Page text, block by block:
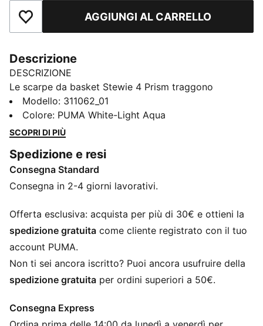
Aggiungi ai PreferitiAGGIUNGI AL CARRELLO
Descrizione
DESCRIZIONE
Le scarpe da basket Stewie 4 Prism traggono
ispirazione dalle infinite possibilità della luce che si
rifrange attraverso un prisma, creando un affascinante
spettro di colori. Questo concetto prende vita con
Formstrip e la maglia superiore, offrendo un effetto
suggestivo e luminoso. Progettate sia per lo stile che
per le prestazioni, queste scarpe ti permettono di
CARATTERISTICHE + VANTAGGI
ProFoam: EVA leggera, progettata per ammortizzare
l’atterraggio e spingere il tuo prossimo passo
progettata per fornire reattività e ammortizzazione di
qualità superiore in un pacchetto leggero
di materiali riciclati
Modello: 311062_01
Colore: PUMA White-Light Aqua
SCOPRI DI PIÙ
Spedizione e resi
Consegna Standard
Consegna in 2-4 giorni lavorativi.
Offerta esclusiva: acquista per più di 30€ e ottieni la
spedizione gratuita come cliente registrato con il tuo
account PUMA.
Non ti sei ancora iscritto? Puoi ancora usufruire della
spedizione gratuita per ordini superiori a 50€.
Consegna Express